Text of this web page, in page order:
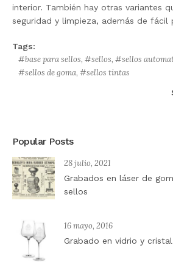
interior. También hay otras variantes
seguridad y limpieza, además de fácil
Tags:
base para sellos, sellos, sellos
sellos de goma, sellos tintas
Popular Posts
28 julio, 2021
Grabados en láser de
sellos
16 mayo, 2016
Grabado en vidrio y